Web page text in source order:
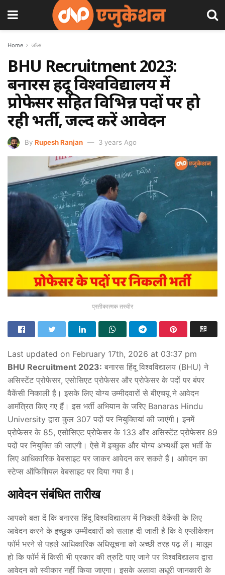
Home जॉब्स
BHU Recruitment 2023:
बनारस हिंदू विश्वविद्यालय में
प्रोफेसर सहित विभिन्न पदों पर हो
रही भर्ती, जल्द करें आवेदन
By Rupesh Ranjan 3 years Ago
प्रतीकात्मक तस्वीर
Last updated on February 17th, 2026 at 03:37 pm
BHU Recruitment 2023: बनारस हिंदू विश्वविद्यालय (BHU) ने
असिस्टेंट प्रोफेसर, एसोसिएट प्रोफेसर और प्रोफेसर के पदों पर बंपर
वैकेंसी निकाली है। इसके लिए योग्य उम्मीदवारों से बीएचयू ने आवेदन
आमंत्रित किए गए हैं। इस भर्ती अभियान के जरिए Banaras Hindu
University द्वारा कुल 307 पदों पर नियुक्तियां की जाएंगी। इनमें
प्रोफेसर के 85, एसोसिएट प्रोफेसर के 133 और असिस्टेंट प्रोफेसर 89
पदों पर नियुक्ति की जाएगी। ऐसे में इच्छुक और योग्य अभ्यर्थी इस भर्ती के
लिए आधिकारिक वेबसाइट पर जाकर आवेदन कर सकते हैं। आवेदन का
स्टेप्स ऑफिशियल वेबसाइट पर दिया गया है।
आवेदन संबंधित तारीख
आपको बता दें कि बनारस हिंदू विश्वविद्यालय में निकली वैकेंसी के लिए
आवेदन करने के इच्छुक उम्मीदवारों को सलाह दी जाती है कि वे एप्लीकेशन
फॉर्म भरने से पहले आधिकारिक अधिसूचना को अच्छी तरह पढ़ लें। मालूम
हो कि फॉर्म में किसी भी प्रकार की त्रुटि पाए जाने पर विश्वविद्यालय द्वारा
आवेदन को स्वीकार नहीं किया जाएगा। इसके अलावा अधूरी जानकारी के